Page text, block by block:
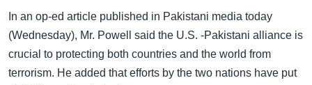
In an op-ed article published in Pakistani media today
(Wednesday), Mr. Powell said the U.S. -Pakistani alliance is
crucial to protecting both countries and the world from
terrorism. He added that efforts by the two nations have put